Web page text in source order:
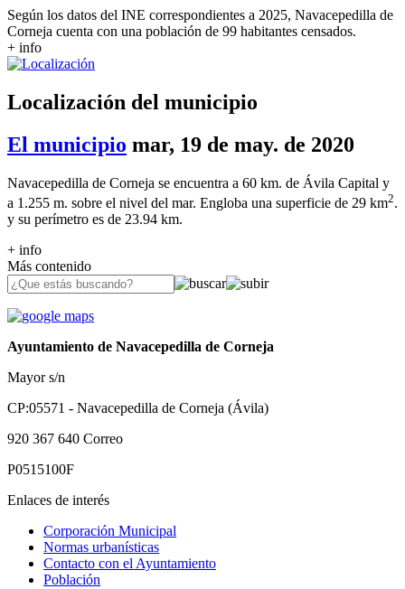
Según los datos del INE correspondientes a 2025, Navacepedilla de
Corneja cuenta con una población de 99 habitantes censados.
+ info
Localización del municipio
El municipio mar, 19 de may. de 2020
Navacepedilla de Corneja se encuentra a 60 km. de Ávila Capital y
a 1.255 m. sobre el nivel del mar. Engloba una superficie de 29 km2.
y su perímetro es de 23.94 km.
+ info
Más contenido
Ayuntamiento de Navacepedilla de Corneja
Mayor s/n
CP:05571 - Navacepedilla de Corneja (Ávila)
920 367 640 Correo
P0515100F
Enlaces de interés
Corporación Municipal
Normas urbanísticas
Contacto con el Ayuntamiento
Población